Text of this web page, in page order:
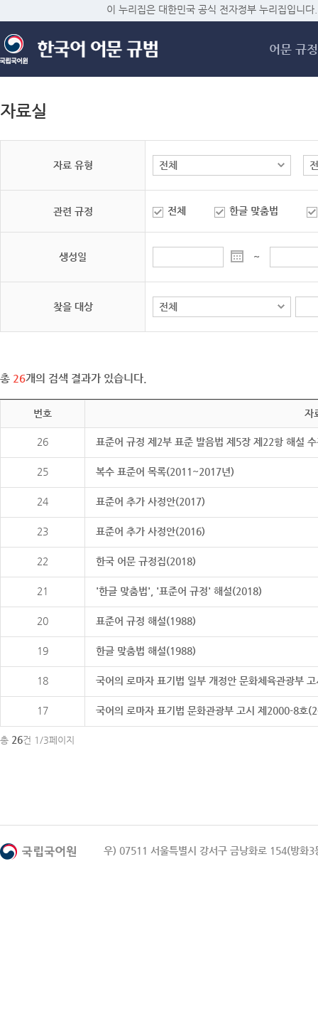
메
이 누리집은 대한민국 공식 전자정부 누리집입니다.
어문 규정
자료실
자료 유형
관련 규정 전체 한글 맞춤법
생성일 ~
찾을 대상
총 26개의 검색 결과가 있습니다.
번호 자
26 표준어 규정 제2부 표준 발음법 제5장 제22항 해설
25 복수 표준어 목록(2011~2017년)
24 표준어 추가 사정안(2017)
23 표준어 추가 사정안(2016)
22 한국 어문 규정집(2018)
21 '한글 맞춤법', '표준어 규정' 해설(2018)
20 표준어 규정 해설(1988)
19 한글 맞춤법 해설(1988)
18 국어의 로마자 표기법 일부 개정안 문화체육관광부
17 국어의 로마자 표기법 문화관광부 고시 제2000-8호
총 26건 1/3페이지
우) 07511 서울특별시 강서구 금낭화로 154(방화3